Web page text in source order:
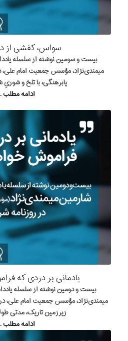
سواس، کفشی از
بیست و سومین نوشته از سلسله
میمندی‌نژاد، مؤسس جمعیت امام
پابرهنگی، با تلخ و
ادامه مطلب
یادمانی بر دردی که
بیست و دومین نوشته از سلسله
میمندی‌نژاد، مؤسس جمعیت امام علی،
زیرزمین تاریک، مدتی
ادامه مطلب